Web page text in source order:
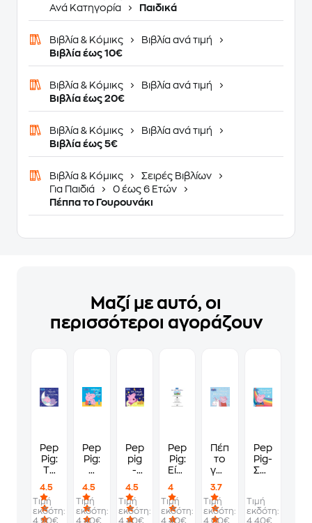
Ανά Κατηγορία
Παιδικά
Βιβλία & Κόμικς
Βιβλία ανά τιμή
Βιβλία έως 10€
Βιβλία & Κόμικς
Βιβλία ανά τιμή
Βιβλία έως 20€
Βιβλία & Κόμικς
Βιβλία ανά τιμή
Βιβλία έως 5€
Βιβλία & Κόμικς
Σειρές Βιβλίων
Για Παιδιά
0 έως 6 Ετών
Πέππα το Γουρουνάκι
Μαζί με αυτό, οι
περισσότεροι αγοράζουν
Peppa
Pig:
Το
της
Καληνύχτας
4.5
Τιμή
εκδότη:
4.90€
Peppa
Pig:
H
και
το
νέο
4.5
Τιμή
εκδότη:
4.40€
Peppa
pig
-
όνειρα
γλυκά
4.5
Τιμή
εκδότη:
4.40€
Peppa
Pig:
Είναι
Να
Μοιράζεσαι
4
Τιμή
εκδότη:
4.40€
Πέππα
το
γουρουνάκι:
μαγικός
μονόκερος
3.7
Τιμή
εκδότη:
4.00€
Peppa
Pig-
Σούπερ
Τιμή
εκδότη:
4.40€